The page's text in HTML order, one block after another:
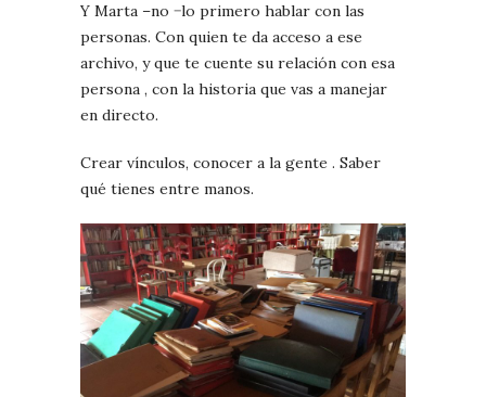
Y Marta –no −lo primero hablar con las
personas. Con quien te da acceso a ese
archivo, y que te cuente su relación con esa
persona , con la historia que vas a manejar
en directo.
Crear vínculos, conocer a la gente . Saber
qué tienes entre manos.